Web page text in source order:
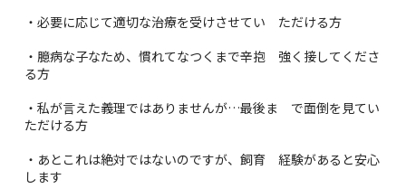
・必要に応じて適切な治療を受けさせてい ただける方
・臆病な子なため、慣れてなつくまで辛抱 強く接してくださ
る方
・私が言えた義理ではありませんが…最後ま で面倒を見てい
ただける方
・あとこれは絶対ではないのですが、飼育 経験があると安心
します